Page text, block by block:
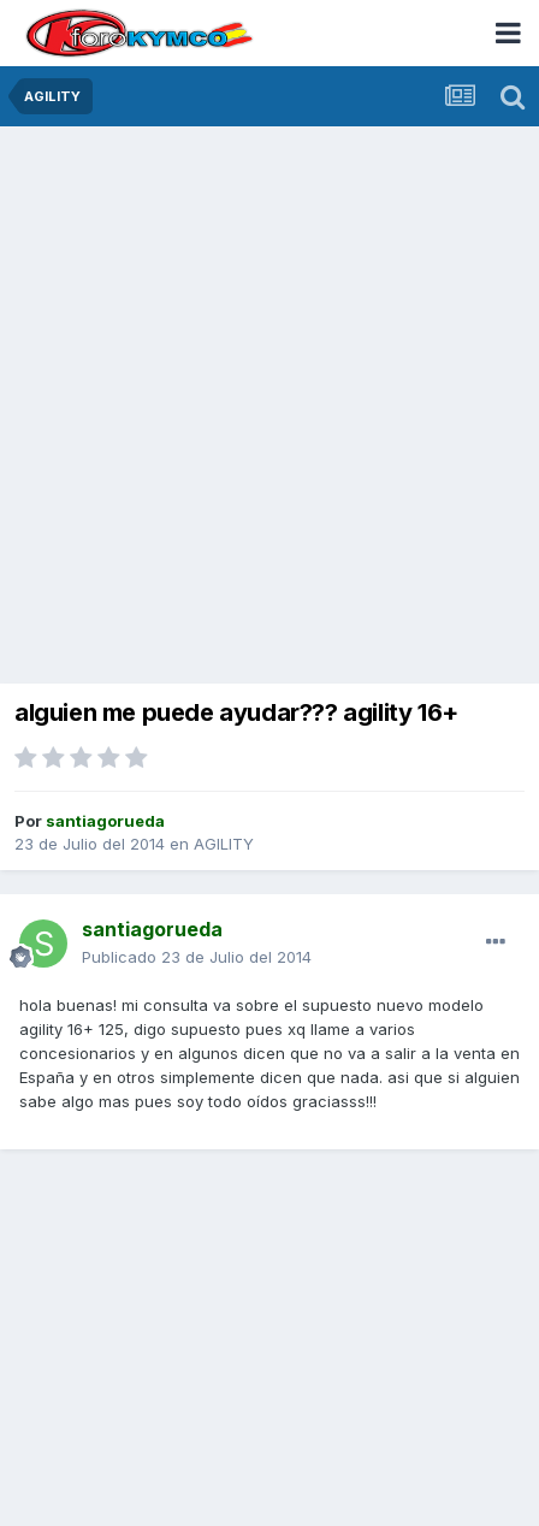
AGILITY
alguien me puede ayudar??? agility 16+
Por santiagorueda
23 de Julio del 2014 en AGILITY
santiagorueda
Publicado 23 de Julio del 2014
hola buenas! mi consulta va sobre el supuesto nuevo modelo
agility 16+ 125, digo supuesto pues xq llame a varios
concesionarios y en algunos dicen que no va a salir a la venta en
España y en otros simplemente dicen que nada. asi que si alguien
sabe algo mas pues soy todo oídos graciasss!!!